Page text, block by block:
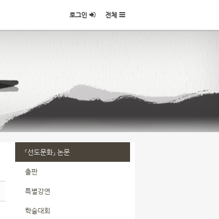
로그인 전체
『선도문화』 논문
출판
특별강연
학술대회